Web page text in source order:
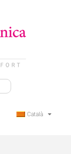
Català